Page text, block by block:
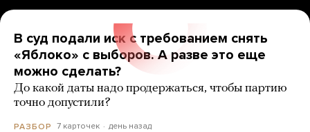
В суд подали иск с требованием снять
«Яблоко» с выборов. А разве это еще
можно сделать?
До какой даты надо продержаться, чтобы партию
точно допустили?
РАЗБОР 7 карточек день назад